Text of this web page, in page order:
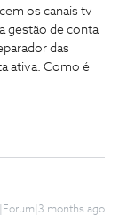
os canais tv
gestão de conta
das
ativa. Como é
months ago